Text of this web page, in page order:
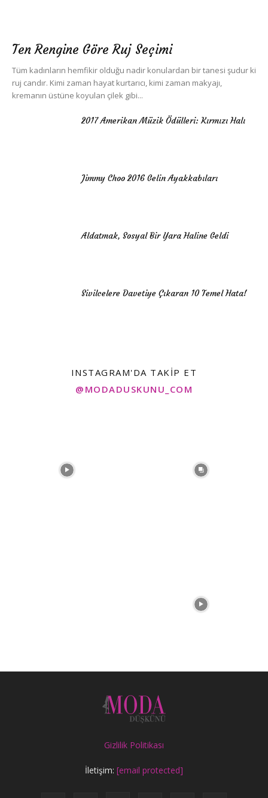
Ten Rengine Göre Ruj Seçimi
Tüm kadınların hemfikir olduğu nadir konulardan bir tanesi şudur ki
ruj candır. Kimi zaman hayat kurtarıcı, kimi zaman makyajı,
kremanın üstüne koyulan çilek gibi...
2017 Amerikan Müzik Ödülleri: Kırmızı Halı
Jimmy Choo 2016 Gelin Ayakkabıları
Aldatmak, Sosyal Bir Yara Haline Geldi
Sivilcelere Davetiye Çıkaran 10 Temel Hata!
INSTAGRAM'DA TAKIP ET
@MODADUSKUNU_COM
Gizlilik Politikası
İletişim: [email protected]